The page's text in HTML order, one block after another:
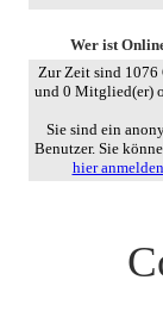
Wer ist
Zur Zeit sind 1076
und 0 Mitglied(er)
Sie sind ein
Benutzer. Sie
hier anmelden